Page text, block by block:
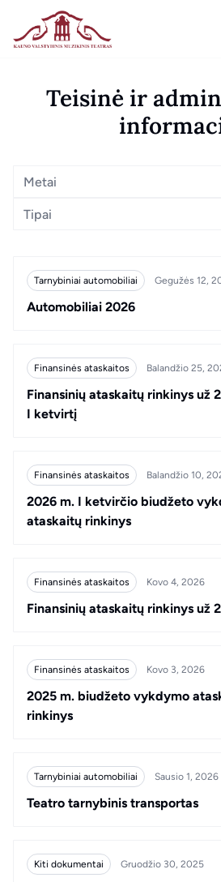
Teisinė ir
Metai
Tipai
Tarnybiniai automobiliai Gegužės 12,
Automobiliai 2026
Finansinės ataskaitos Balandžio 25,
Finansinių ataskaitų rinkinys už
I ketvirtį
Finansinės ataskaitos Balandžio 10,
2026 m. I ketvirčio biudžeto
ataskaitų rinkinys
Finansinės ataskaitos Kovo 4, 2026
Finansinių ataskaitų rinkinys už
Finansinės ataskaitos Kovo 3, 2026
2025 m. biudžeto vykdymo
rinkinys
Tarnybiniai automobiliai Sausio 1, 2026
Teatro tarnybinis transportas
Kiti dokumentai Gruodžio 30, 2025